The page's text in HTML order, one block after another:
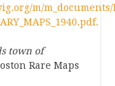
m/m_documents/
town of
Rare Maps